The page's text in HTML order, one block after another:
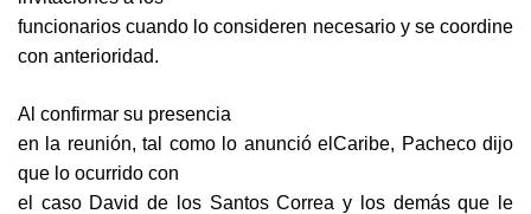
funcionarios cuando lo consideren necesario y se coordine
con anterioridad.
Al confirmar su presencia
en la reunión, tal como lo anunció elCaribe, Pacheco dijo
que lo ocurrido con
el caso David de los Santos Correa y los demás que le